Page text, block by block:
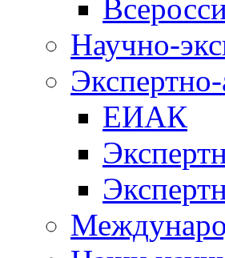
Научно-
ЕИАК